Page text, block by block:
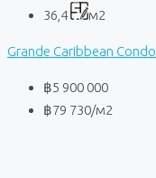
36,4
м2
Grande Caribbean Condo
฿5 900 000
฿79 730/м2